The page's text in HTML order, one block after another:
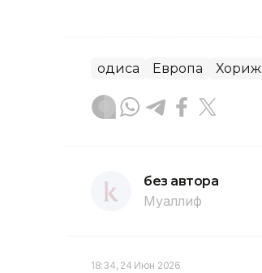
Ҳодиса Европа Хориж
без автора
Муаллиф
18:34, 24 Июн 2026